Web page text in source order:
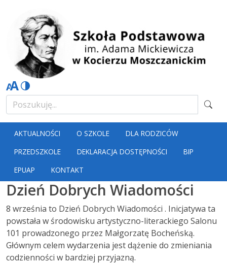
AKTUALNOŚCI O SZKOLE
DLA RODZICÓW
PRZEDSZKOLE
DEKLARACJA DOSTĘPNOŚCI
BIP
EPUAP
KONTAKT
Dzień Dobrych Wiadomości
8 września to Dzień Dobrych Wiadomości . Inicjatywa ta
powstała w środowisku artystyczno-literackiego Salonu
101 prowadzonego przez Małgorzatę Bocheńską.
Głównym celem wydarzenia jest dążenie do zmieniania
codzienności w bardziej przyjazną.